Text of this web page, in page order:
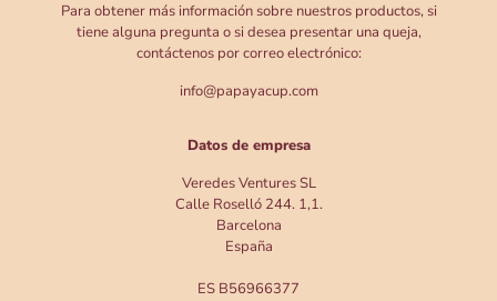
Para obtener más información sobre nuestros productos, si
tiene alguna pregunta o si desea presentar una queja,
contáctenos por correo electrónico:
info@papayacup.com
Datos de empresa
Veredes Ventures SL
Calle Roselló 244. 1,1.
Barcelona
España
ES B56966377